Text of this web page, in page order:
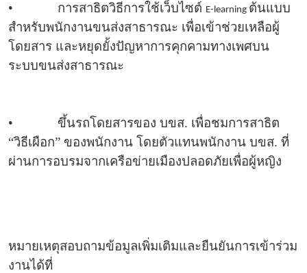
• การสาธิตวิธีการใช้เว็บไซต์ E-learning ต้นแบบ
สำหรับพนักงานขนส่งสาธารณะ เพื่อเข้าช่วยเหลือผู้
โดยสาร และหยุดยั้งปัญหาการคุกคามทางเพศบน
ระบบขนส่งสาธารณะ
• ขึ้นรถโดยสารของ บขส. เพื่อชมการสาธิต
“วิธีเผือก” ของพนักงาน โดยตัวแทนพนักงาน บขส. ที่
ผ่านการอบรมจากเครือข่ายเมืองปลอดภัยเพื่อผู้หญิง
หมายเหตุสอบถามข้อมูลเพิ่มเติมและยืนยันการเข้าร่วม
งานได้ที่